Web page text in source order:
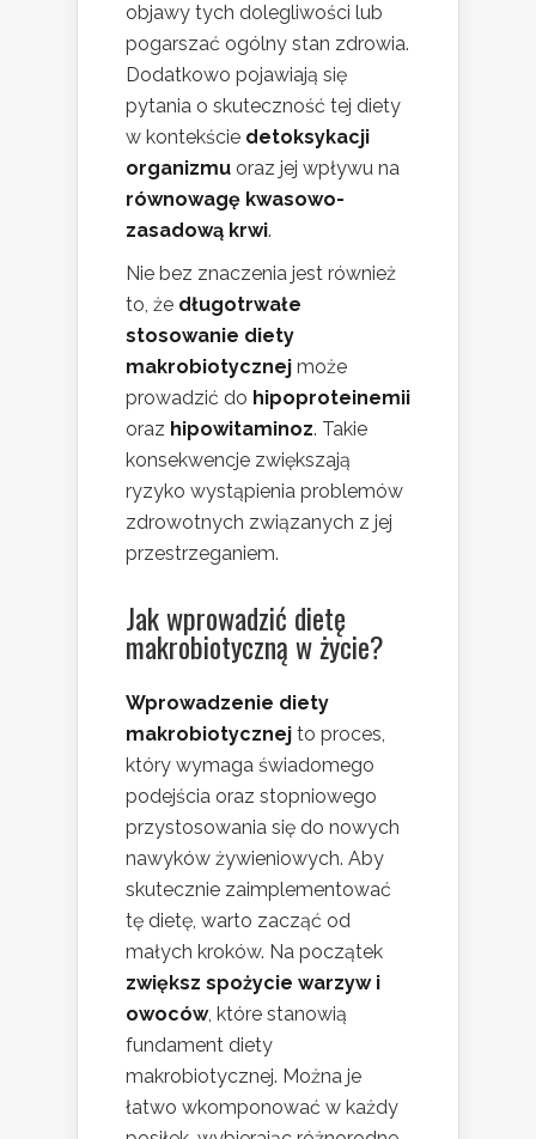
objawy tych dolegliwości lub
pogarszać ogólny stan zdrowia.
Dodatkowo pojawiają się
pytania o skuteczność tej diety
w kontekście detoksykacji
organizmu oraz jej wpływu na
równowagę kwasowo-
zasadową krwi.
Nie bez znaczenia jest również
to, że długotrwałe
stosowanie diety
makrobiotycznej może
prowadzić do hipoproteinemii
oraz hipowitaminoz. Takie
konsekwencje zwiększają
ryzyko wystąpienia problemów
zdrowotnych związanych z jej
przestrzeganiem.
Jak wprowadzić dietę
makrobiotyczną w życie?
Wprowadzenie diety
makrobiotycznej to proces,
który wymaga świadomego
podejścia oraz stopniowego
przystosowania się do nowych
nawyków żywieniowych. Aby
skutecznie zaimplementować
tę dietę, warto zacząć od
małych kroków. Na początek
zwiększ spożycie warzyw i
owoców, które stanowią
fundament diety
makrobiotycznej. Można je
łatwo wkomponować w każdy